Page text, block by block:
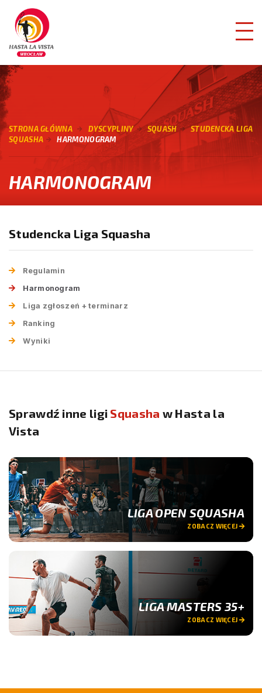
STRONA GŁÓWNA DYSCYPLINY SQUASH
STUDENCKA LIGA
SQUASHA
HARMONOGRAM
HARMONOGRAM
Studencka Liga Squasha
Regulamin
Harmonogram
Liga zgłoszeń + terminarz
Ranking
Wyniki
Sprawdź inne ligi Squasha w Hasta la
Vista
LIGA OPEN SQUASHA
ZOBACZ WIĘCEJ
LIGA MASTERS 35+
ZOBACZ WIĘCEJ